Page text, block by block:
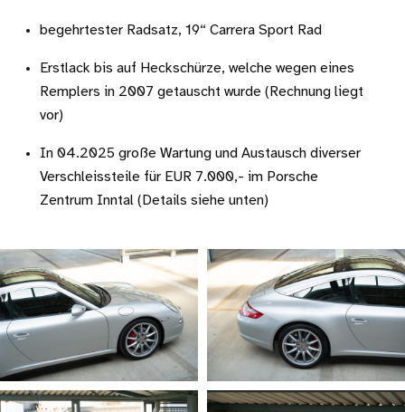
begehrtester Radsatz, 19“ Carrera Sport Rad
Erstlack bis auf Heckschürze, welche wegen eines
Remplers in 2007 getauscht wurde (Rechnung liegt
vor)
In 04.2025 große Wartung und Austausch diverser
Verschleissteile für EUR 7.000,- im Porsche
Zentrum Inntal (Details siehe unten)